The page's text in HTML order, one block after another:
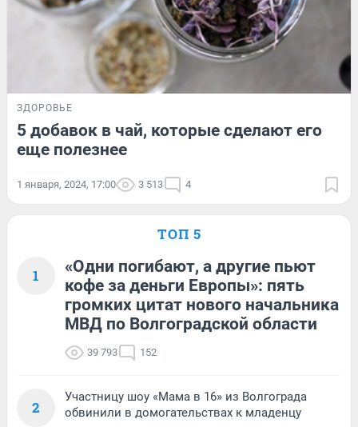
ЗДОРОВЬЕ
5 добавок в чай, которые сделают его
еще полезнее
1 января, 2024, 17:00 3 513 4
ТОП 5
1
«Одни погибают, а другие пьют
кофе за деньги Европы»: пять
громких цитат нового начальника
МВД по Волгоградской области
39 793 152
2
Участницу шоу «Мама в 16» из Волгограда
обвинили в домогательствах к младенцу